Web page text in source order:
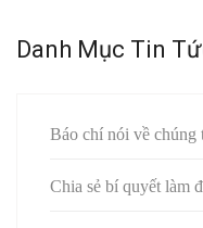
Danh Mục Tin
Báo chí nói về chúng
Chia sẻ bí quyết làm